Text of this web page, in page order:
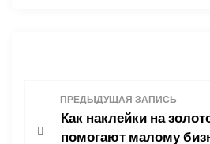
ПРЕДЫДУЩАЯ ЗАПИСЬ
Как наклейки на
помогают малому